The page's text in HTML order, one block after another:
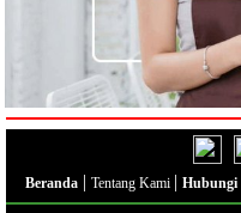
Beranda | Tentang Kami | Hubungi